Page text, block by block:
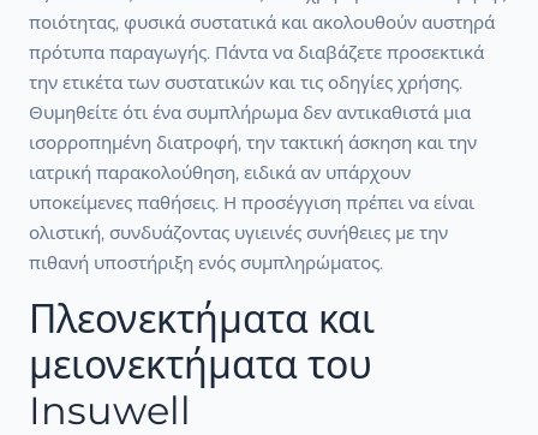
ποιότητας, φυσικά συστατικά και ακολουθούν αυστηρά
πρότυπα παραγωγής. Πάντα να διαβάζετε προσεκτικά
την ετικέτα των συστατικών και τις οδηγίες χρήσης.
Θυμηθείτε ότι ένα συμπλήρωμα δεν αντικαθιστά μια
ισορροπημένη διατροφή, την τακτική άσκηση και την
ιατρική παρακολούθηση, ειδικά αν υπάρχουν
υποκείμενες παθήσεις. Η προσέγγιση πρέπει να είναι
ολιστική, συνδυάζοντας υγιεινές συνήθειες με την
πιθανή υποστήριξη ενός συμπληρώματος.
Πλεονεκτήματα και
μειονεκτήματα του
Insuwell